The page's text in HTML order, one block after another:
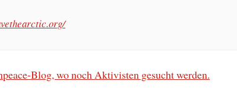
Blog, wo noch Aktivisten gesucht werden.